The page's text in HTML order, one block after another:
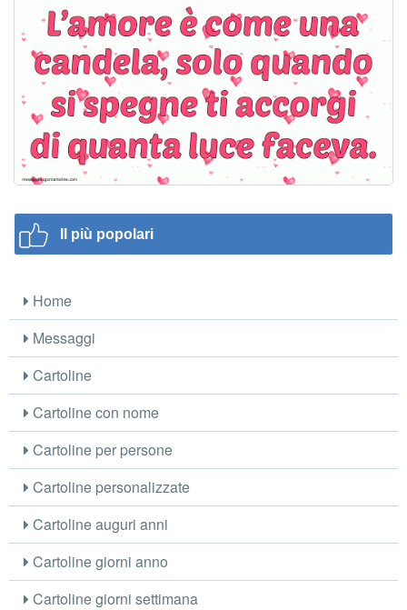
Il più popolari
Home
Messaggi
Cartoline
Cartoline con nome
Cartoline per persone
Cartoline personalizzate
Cartoline auguri anni
Cartoline giorni anno
Cartoline giorni settimana